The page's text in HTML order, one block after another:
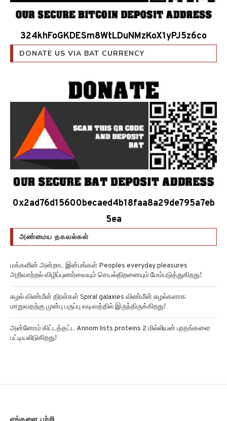
324khFoGKDESm8WtLDuNMzKoX1yPJ5z6co
DONATE US VIA BAT CURRENCY
0x2ad76d15600becaed4b18faa8a29de795a7eb
5ea
அண்மைய தகவல்கள்
மக்களின் அன்றாட இன்பங்கள் Peoples everyday pleasures
அறிவாற்றல் விழிப்புணர்வையும் செயல்திறனையும் மேம்படுத்துகிறது!
சுழல் விண்மீன் திரள்கள் Spiral galaxies விண்மீன் சுழல்களாக
மாறுவதற்கு முன்பு பருப்பு வடிவத்தில் இருந்திருக்கிறது!
அன்னோம் கிட்டத்தட்ட Annom lists proteins 2 மில்லியன் புரதங்களை
பட்டியலிடுகிறது!